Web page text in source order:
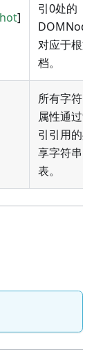
]
引0处的
DOMNode
对应于根文
档。
所有字符串
属性通过索
引引用的共
享字符串
表。